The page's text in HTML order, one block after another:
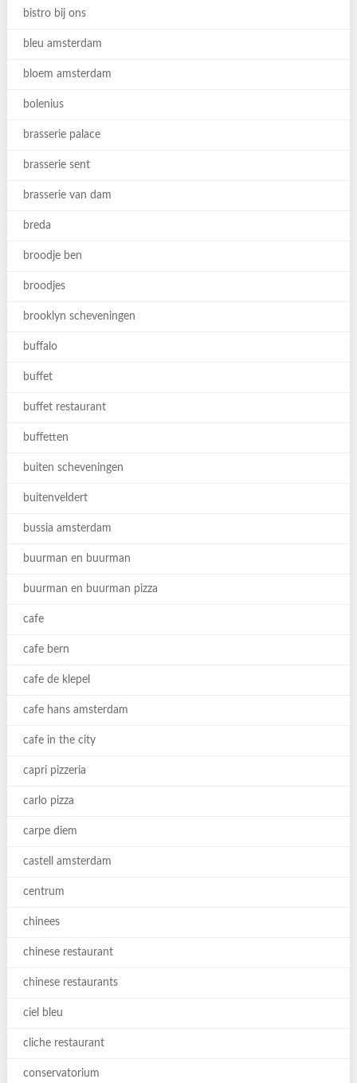
bistro bij ons
bleu amsterdam
bloem amsterdam
bolenius
brasserie palace
brasserie sent
brasserie van dam
breda
broodje ben
broodjes
brooklyn scheveningen
buffalo
buffet
buffet restaurant
buffetten
buiten scheveningen
buitenveldert
bussia amsterdam
buurman en buurman
buurman en buurman pizza
cafe
cafe bern
cafe de klepel
cafe hans amsterdam
cafe in the city
capri pizzeria
carlo pizza
carpe diem
castell amsterdam
centrum
chinees
chinese restaurant
chinese restaurants
ciel bleu
cliche restaurant
conservatorium